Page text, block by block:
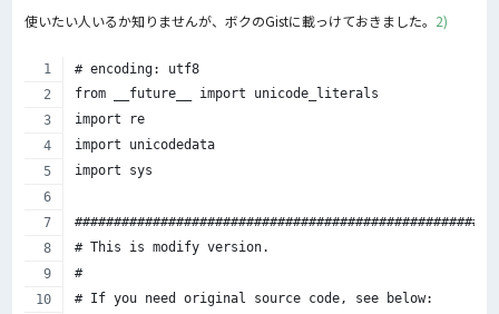
使いたい人いるか知りませんが、ボクのGistに載っけておきました。 2)
# encoding: utf8
from __future__ import unicode_literals
import re
import unicodedata
import sys
# This is modify version.
#
# If you need original source code, see below: